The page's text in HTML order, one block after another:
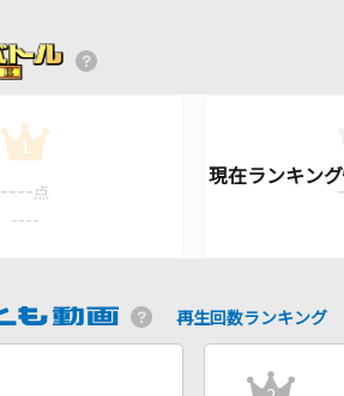
1
---- 点
----
再生回数ランキング